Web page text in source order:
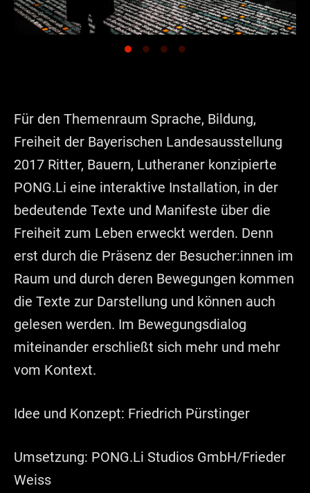
Für den Themenraum Sprache, Bildung,
Freiheit der Bayerischen Landesausstellung
2017 Ritter, Bauern, Lutheraner konzipierte
PONG.Li eine interaktive Installation, in der
bedeutende Texte und Manifeste über die
Freiheit zum Leben erweckt werden. Denn
erst durch die Präsenz der Besucher:innen im
Raum und durch deren Bewegungen kommen
die Texte zur Darstellung und können auch
gelesen werden. Im Bewegungsdialog
miteinander erschließt sich mehr und mehr
vom Kontext.
Idee und Konzept: Friedrich Pürstinger
Umsetzung: PONG.Li Studios GmbH/Frieder
Weiss